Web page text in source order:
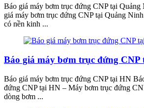
Báo giá máy bơm trục đứng CNP tại Quảng
giá máy bơm trục đứng CNP tại Quảng
có nền kinh ...
Báo giá máy bơm trục đứng CNP
Báo giá máy bơm trục đứng CNP tại HN
đứng CNP tại HN – Máy bơm trục đứng
dòng bơm ...